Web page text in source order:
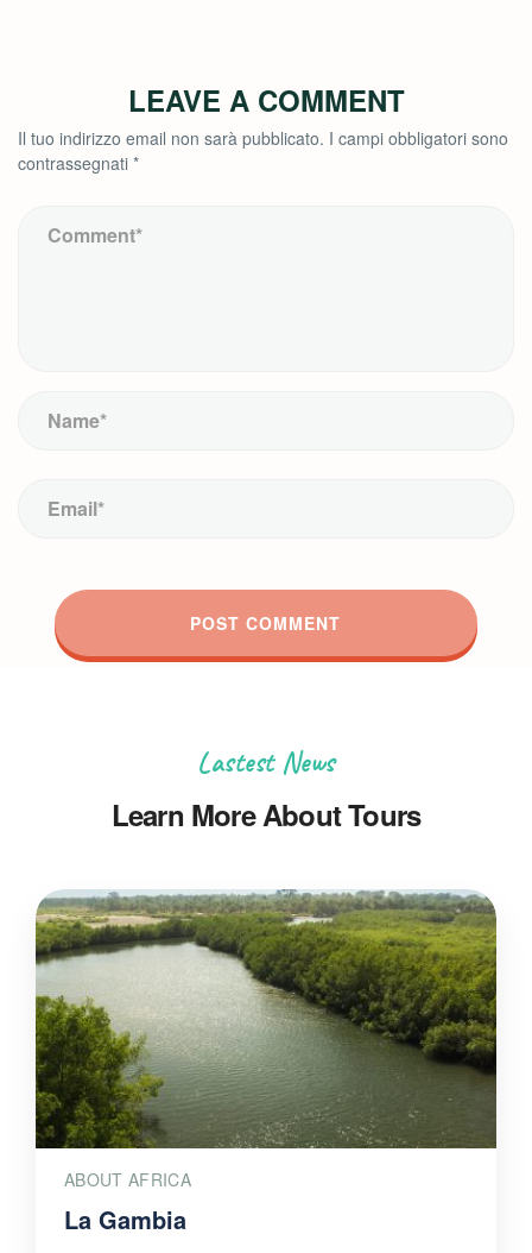
LEAVE A COMMENT
Il tuo indirizzo email non sarà pubblicato. I campi obbligatori sono
contrassegnati *
Lastest News
Learn More About Tours
ABOUT AFRICA
La Gambia